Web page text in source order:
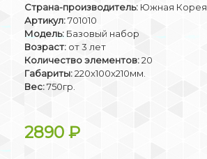
Страна-производитель: Южная Корея
Артикул:701010
Модель: Базовый набор
Возраст: от 3 лет
Количество элементов:20
Габариты:220x100x210мм.
Вес:750гр.
2890 ₽